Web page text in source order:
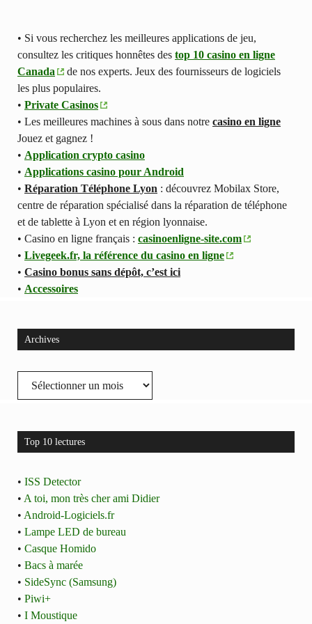
• Si vous recherchez les meilleures applications de jeu,
consultez les critiques honnêtes des top 10 casino en ligne
Canada
de nos experts. Jeux des fournisseurs de logiciels
les plus populaires.
• Private Casinos
• Les meilleures machines à sous dans notre casino en ligne
Jouez et gagnez !
• Application crypto casino
• Applications casino pour Android
• Réparation Téléphone Lyon : découvrez Mobilax Store,
centre de réparation spécialisé dans la réparation de téléphone
et de tablette à Lyon et en région lyonnaise.
• Casino en ligne français : casinoenligne-site.com
• Livegeek.fr, la référence du casino en ligne
• Casino bonus sans dépôt, c’est ici
• Accessoires
Archives
Archives
Top 10 lectures
• ISS Detector
• A toi, mon très cher ami Didier
• Android-Logiciels.fr
• Lampe LED de bureau
• Casque Homido
• Bacs à marée
• SideSync (Samsung)
• Piwi+
• I Moustique